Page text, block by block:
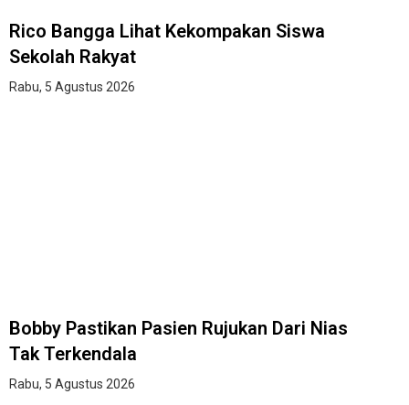
Rico Bangga Lihat Kekompakan Siswa
Sekolah Rakyat
Rabu, 5 Agustus 2026
Bobby Pastikan Pasien Rujukan Dari Nias
Tak Terkendala
Rabu, 5 Agustus 2026